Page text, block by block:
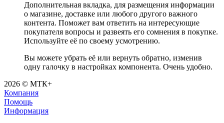
Дополнительная вкладка, для размещения информации
о магазине, доставке или любого другого важного
контента. Поможет вам ответить на интересующие
покупателя вопросы и развеять его сомнения в покупке.
Используйте её по своему усмотрению.
Вы можете убрать её или вернуть обратно, изменив
одну галочку в настройках компонента. Очень удобно.
2026 © МТК+
Компания
Помощь
Информация